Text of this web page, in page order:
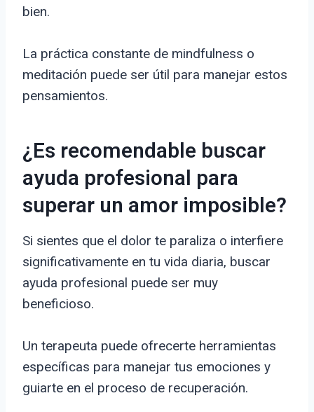
bien.
La práctica constante de mindfulness o
meditación puede ser útil para manejar estos
pensamientos.
¿Es recomendable buscar
ayuda profesional para
superar un amor imposible?
Si sientes que el dolor te paraliza o interfiere
significativamente en tu vida diaria, buscar
ayuda profesional puede ser muy
beneficioso.
Un terapeuta puede ofrecerte herramientas
específicas para manejar tus emociones y
guiarte en el proceso de recuperación.